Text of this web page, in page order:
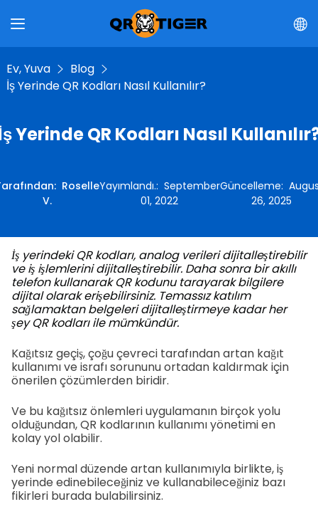
Ev, Yuva
Blog
İş Yerinde QR Kodları Nasıl Kullanılır?
Yerinde QR Kodları Nasıl
: Roselle
V.
Yayımlandı.: September
01, 2022
Güncelleme:
26, 2025
İş yerindeki QR kodları, analog verileri dijitalleştirebilir
ve iş işlemlerini dijitalleştirebilir. Daha sonra bir akıllı
telefon kullanarak QR kodunu tarayarak bilgilere
dijital olarak erişebilirsiniz. Temassız katılım
sağlamaktan belgeleri dijitalleştirmeye kadar her
şey QR kodları ile mümkündür.
Kağıtsız geçiş, çoğu çevreci tarafından artan kağıt
kullanımı ve israfı sorununu ortadan kaldırmak için
önerilen çözümlerden biridir.
Ve bu kağıtsız önlemleri uygulamanın birçok yolu
olduğundan, QR kodlarının kullanımı yönetimi en
kolay yol olabilir.
Yeni normal düzende artan kullanımıyla birlikte, iş
yerinde edinebileceğiniz ve kullanabileceğiniz bazı
fikirleri burada bulabilirsiniz.